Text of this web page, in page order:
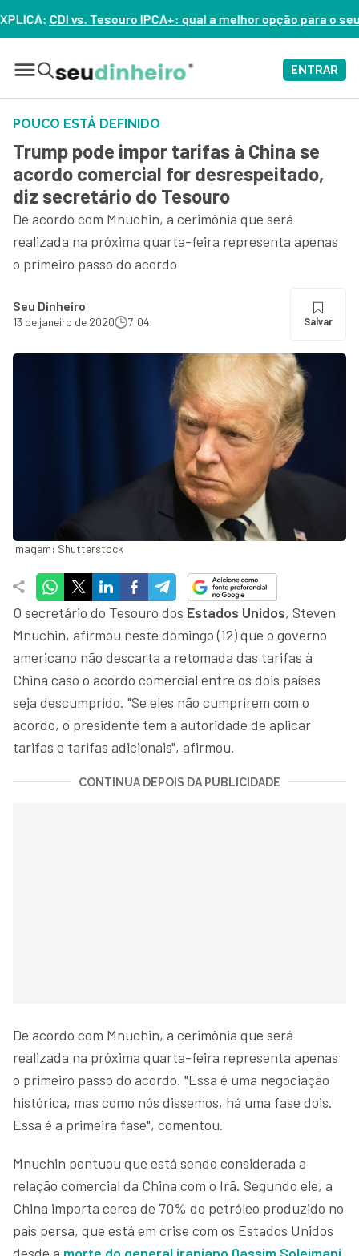
IPCA+: qual a melhor opção para o seu dinheiro hoje? –
ENTRAR
POUCO ESTÁ DEFINIDO
Trump pode impor tarifas à China se
acordo comercial for desrespeitado,
diz secretário do Tesouro
De acordo com Mnuchin, a cerimônia que será
realizada na próxima quarta-feira representa apenas
o primeiro passo do acordo
Seu Dinheiro
13 de janeiro de 2020 7:04 Salvar
Imagem: Shutterstock
O secretário do Tesouro dos Estados Unidos, Steven
Mnuchin, afirmou neste domingo (12) que o governo
americano não descarta a retomada das tarifas à
China caso o acordo comercial entre os dois países
seja descumprido. "Se eles não cumprirem com o
acordo, o presidente tem a autoridade de aplicar
tarifas e tarifas adicionais", afirmou.
CONTINUA DEPOIS DA PUBLICIDADE
De acordo com Mnuchin, a cerimônia que será
realizada na próxima quarta-feira representa apenas
o primeiro passo do acordo. "Essa é uma negociação
histórica, mas como nós dissemos, há uma fase dois.
Essa é a primeira fase", comentou.
Mnuchin pontuou que está sendo considerada a
relação comercial da China com o Irã. Segundo ele, a
China importa cerca de 70% do petróleo produzido no
país persa, que está em crise com os Estados Unidos